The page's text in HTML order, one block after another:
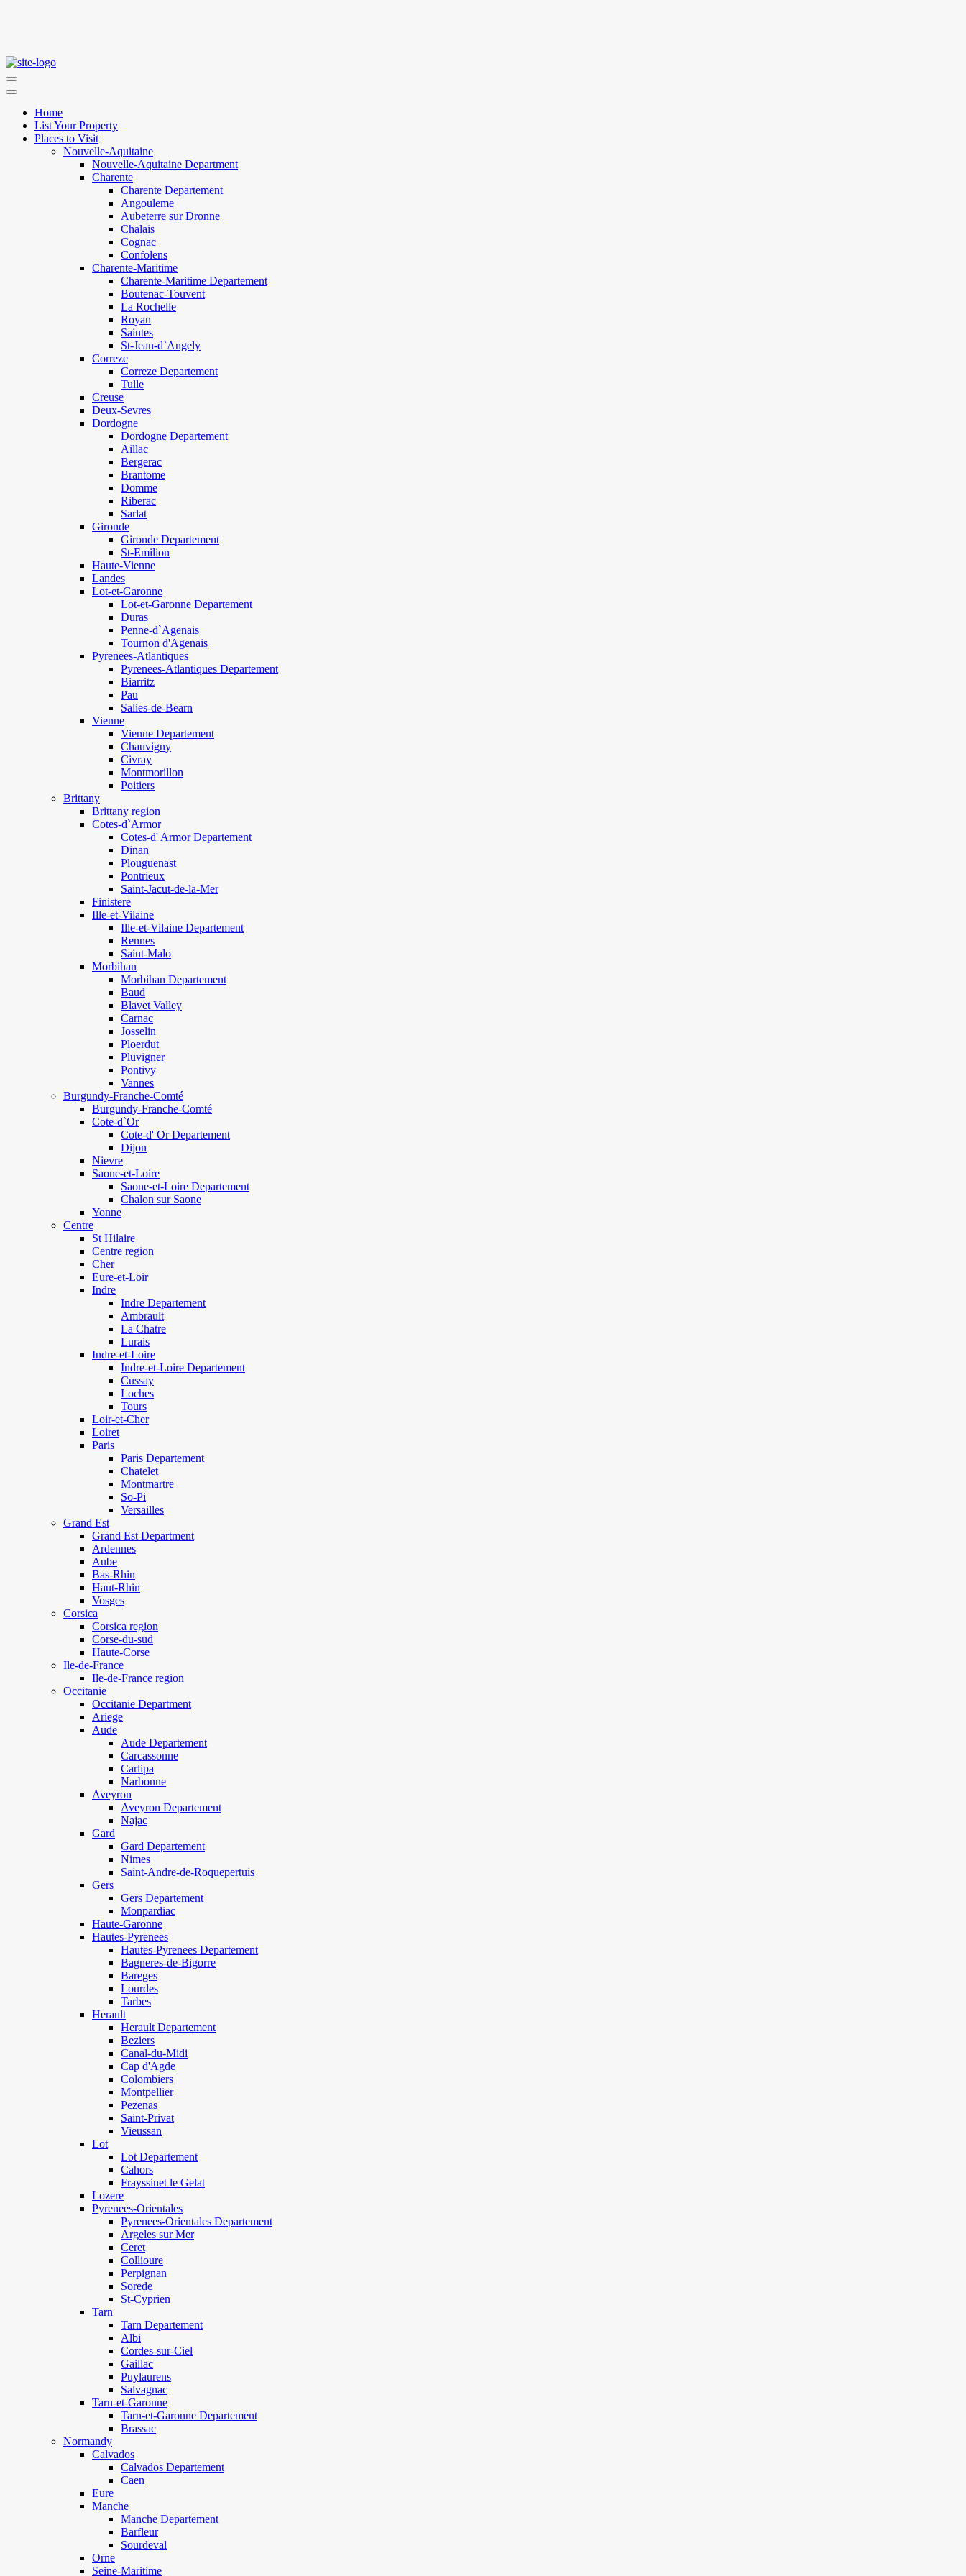
Home
List Your Property
Places to Visit
Nouvelle-Aquitaine
Nouvelle-Aquitaine Department
Charente
Charente Departement
Angouleme
Aubeterre sur Dronne
Chalais
Cognac
Confolens
Charente-Maritime
Charente-Maritime Departement
Boutenac-Touvent
La Rochelle
Royan
Saintes
St-Jean-d`Angely
Correze
Correze Departement
Tulle
Creuse
Deux-Sevres
Dordogne
Dordogne Departement
Aillac
Bergerac
Brantome
Domme
Riberac
Sarlat
Gironde
Gironde Departement
St-Emilion
Haute-Vienne
Landes
Lot-et-Garonne
Lot-et-Garonne Departement
Duras
Penne-d`Agenais
Tournon d'Agenais
Pyrenees-Atlantiques
Pyrenees-Atlantiques Departement
Biarritz
Pau
Salies-de-Bearn
Vienne
Vienne Departement
Chauvigny
Civray
Montmorillon
Poitiers
Brittany
Brittany region
Cotes-d`Armor
Cotes-d' Armor Departement
Dinan
Plouguenast
Pontrieux
Saint-Jacut-de-la-Mer
Finistere
Ille-et-Vilaine
Ille-et-Vilaine Departement
Rennes
Saint-Malo
Morbihan
Morbihan Departement
Baud
Blavet Valley
Carnac
Josselin
Ploerdut
Pluvigner
Pontivy
Vannes
Burgundy-Franche-Comté
Burgundy-Franche-Comté
Cote-d`Or
Cote-d' Or Departement
Dijon
Nievre
Saone-et-Loire
Saone-et-Loire Departement
Chalon sur Saone
Yonne
Centre
St Hilaire
Centre region
Cher
Eure-et-Loir
Indre
Indre Departement
Ambrault
La Chatre
Lurais
Indre-et-Loire
Indre-et-Loire Departement
Cussay
Loches
Tours
Loir-et-Cher
Loiret
Paris
Paris Departement
Chatelet
Montmartre
So-Pi
Versailles
Grand Est
Grand Est Department
Ardennes
Aube
Bas-Rhin
Haut-Rhin
Vosges
Corsica
Corsica region
Corse-du-sud
Haute-Corse
Ile-de-France
Ile-de-France region
Occitanie
Occitanie Department
Ariege
Aude
Aude Departement
Carcassonne
Carlipa
Narbonne
Aveyron
Aveyron Departement
Najac
Gard
Gard Departement
Nimes
Saint-Andre-de-Roquepertuis
Gers
Gers Departement
Monpardiac
Haute-Garonne
Hautes-Pyrenees
Hautes-Pyrenees Departement
Bagneres-de-Bigorre
Bareges
Lourdes
Tarbes
Herault
Herault Departement
Beziers
Canal-du-Midi
Cap d'Agde
Colombiers
Montpellier
Pezenas
Saint-Privat
Vieussan
Lot
Lot Departement
Cahors
Frayssinet le Gelat
Lozere
Pyrenees-Orientales
Pyrenees-Orientales Departement
Argeles sur Mer
Ceret
Collioure
Perpignan
Sorede
St-Cyprien
Tarn
Tarn Departement
Albi
Cordes-sur-Ciel
Gaillac
Puylaurens
Salvagnac
Tarn-et-Garonne
Tarn-et-Garonne Departement
Brassac
Normandy
Calvados
Calvados Departement
Caen
Eure
Manche
Manche Departement
Barfleur
Sourdeval
Orne
Seine-Maritime